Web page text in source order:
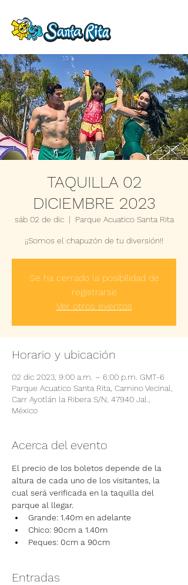
TAQUILLA 02
DICIEMBRE 2023
sáb 02 de dic
  |
Parque Acuatico Santa Rita
¡¡Somos el chapuzón de tu diversión!!
Se ha cerrado la posibilidad de
registrarse
Ver otros eventos
Horario y ubicación
02 dic 2023, 9:00 a.m. – 6:00 p.m. GMT-6
Parque Acuatico Santa Rita, Camino Vecinal,
Carr Ayotlán la Ribera S/N, 47940 Jal.,
México
Acerca del evento
El precio de los boletos depende de la
altura de cada uno de los visitantes, la
cual será verificada en la taquilla del
parque al llegar.
Grande: 1.40m en adelante
Chico: 90cm a 1.40m
Peques: 0cm a 90cm
Entradas